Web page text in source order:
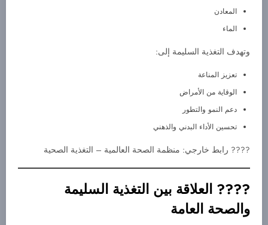
المعادن
الماء
وتهدف التغذية السليمة إلى:
تعزيز المناعة
الوقاية من الأمراض
دعم النمو والتطور
تحسين الأداء البدني والذهني
???? رابط خارجي: منظمة الصحة العالمية – التغذية الصحية
???? العلاقة بين التغذية السليمة
والصحة العامة